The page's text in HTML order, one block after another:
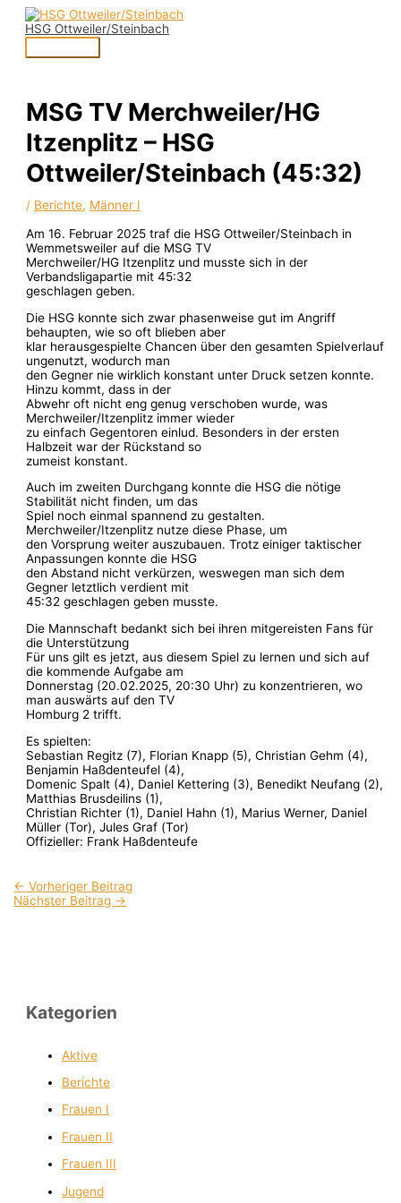
Zum
Inhalt
springen
HSG Ottweiler/Steinbach
Hauptmenü
Kategorien
Aktive
Berichte
Frauen I
Frauen II
Frauen III
Jugend
MSG TV Merchweiler/HG
Itzenplitz – HSG
Ottweiler/Steinbach (45:32)
/ Berichte, Männer I
Am 16. Februar 2025 traf die HSG Ottweiler/Steinbach in
Wemmetsweiler auf die MSG TV
Merchweiler/HG Itzenplitz und musste sich in der
Verbandsligapartie mit 45:32
geschlagen geben.
Die HSG konnte sich zwar phasenweise gut im Angriff
behaupten, wie so oft blieben aber
klar herausgespielte Chancen über den gesamten Spielverlauf
ungenutzt, wodurch man
den Gegner nie wirklich konstant unter Druck setzen konnte.
Hinzu kommt, dass in der
Abwehr oft nicht eng genug verschoben wurde, was
Merchweiler/Itzenplitz immer wieder
zu einfach Gegentoren einlud. Besonders in der ersten
Halbzeit war der Rückstand so
zumeist konstant.
Auch im zweiten Durchgang konnte die HSG die nötige
Stabilität nicht finden, um das
Spiel noch einmal spannend zu gestalten.
Merchweiler/Itzenplitz nutze diese Phase, um
den Vorsprung weiter auszubauen. Trotz einiger taktischer
Anpassungen konnte die HSG
den Abstand nicht verkürzen, weswegen man sich dem
Gegner letztlich verdient mit
45:32 geschlagen geben musste.
Die Mannschaft bedankt sich bei ihren mitgereisten Fans für
die Unterstützung
Für uns gilt es jetzt, aus diesem Spiel zu lernen und sich auf
die kommende Aufgabe am
Donnerstag (20.02.2025, 20:30 Uhr) zu konzentrieren, wo
man auswärts auf den TV
Homburg 2 trifft.
Es spielten:
Sebastian Regitz (7), Florian Knapp (5), Christian Gehm (4),
Benjamin Haßdenteufel (4),
Domenic Spalt (4), Daniel Kettering (3), Benedikt Neufang (2),
Matthias Brusdeilins (1),
Christian Richter (1), Daniel Hahn (1), Marius Werner, Daniel
Müller (Tor), Jules Graf (Tor)
Offizieller: Frank Haßdenteufe
← Vorheriger Beitrag
Nächster Beitrag →